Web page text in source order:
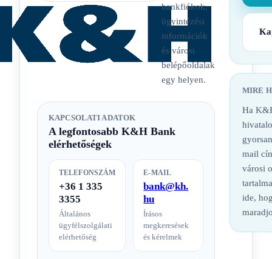
bankfiókok,
ügyintézési
információk
és városi
belépőoldalak
egy helyen.
KAPCSOLATI ADATOK
A legfontosabb K&H Bank
elérhetőségek
TELEFONSZÁM
+36 1 335
3355
Általános
ügyfélszolgálati
elérhetőség
E-MAIL
bank@kh.
hu
Írásos
megkeresések
és kérelmek
MIRE
Ha
mail
városi
ide,